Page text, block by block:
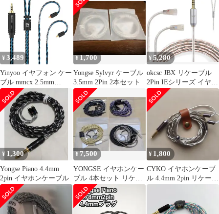
ル 4芯 OFC Sony(ソニ
ー)用 専用プラグ XBA-
Z5/N3/N1/A3/A2/H3/H2/
300などに適合する
3.5mm
¥ 3,489
Yinyoo イヤフォン ケー
ブル mmcx 2.5mm
KBEAR ST16 KBX4991
5N 単結晶銅銀メッキ
16芯 イヤホン リケーブ
ル バランス ヘッドフォ
ン 交換用ケーブル hi-fi
オーディオ イヤモニ ア
ップグレードケーブル
（黒青・mmc
¥1,700
Yongse Sylvyr ケーブル
3.5mm 2Pin 2本セット
¥ 5,280
okcsc JBX リケーブル
2Pin IEシリーズ イヤホ
ンケーブル IEピン 4芯
OFC SENNHEISER用
IE80S/IE80/IE8などに
適合する( IE専用,
4.4mm)
¥ 1,300
Yongse Piano 4.4mm
2pin イヤホンケーブル
¥7,500
YONGSE イヤホンケー
ブル 4本セット リケー
ブル 2Pin 4.4mm
¥ 1,800
CYKO イヤホンケーブ
ル 4.4mm 2pin リケーブ
ル